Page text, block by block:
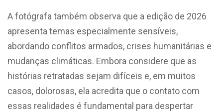
A fotógrafa também observa que a edição de 2026
apresenta temas especialmente sensíveis,
abordando conflitos armados, crises humanitárias e
mudanças climáticas. Embora considere que as
histórias retratadas sejam difíceis e, em muitos
casos, dolorosas, ela acredita que o contato com
essas realidades é fundamental para despertar